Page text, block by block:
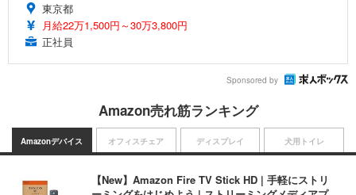
東京都
月給22万1,500円～30万3,800円
正社員
Sponsored by
Amazon売れ筋ランキング
Amazonデバイス
【New】Amazon Fire TV Stick HD | 手軽にストリ
オフィスチェア ディスプレイ 犬用トイレ